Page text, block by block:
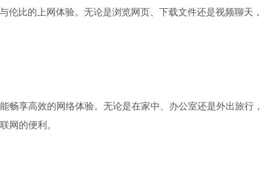
比的上网体验。无论是浏览网页、下载文件还是视频聊天，
享高效的网络体验。无论是在家中、办公室还是外出旅行，
网的便利。